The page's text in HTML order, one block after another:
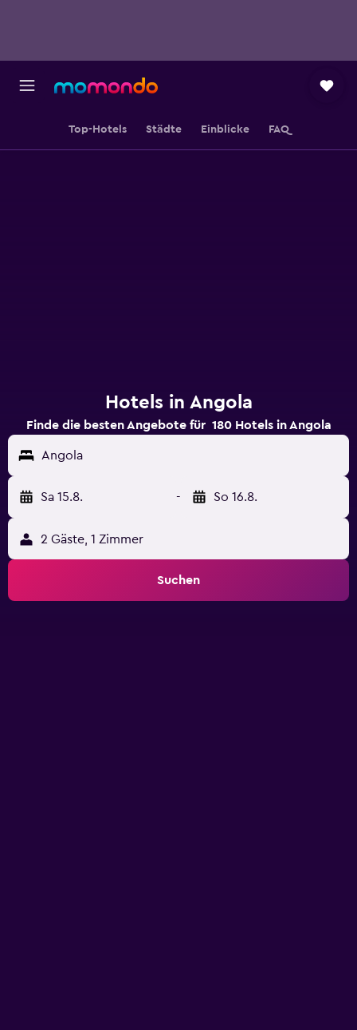
Top-Hotels Städte Einblicke FAQ
Hotels in Angola
Finde die besten Angebote für 180 Hotels in Angola
Angola
Sa 15.8. - So 16.8.
2 Gäste, 1 Zimmer
Suchen